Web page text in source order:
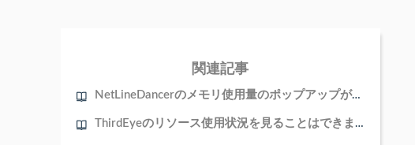
関連記事
NetLineDancerのメモリ使用量のポップアップが表示される
ThirdEyeのリソース使用状況を見ることはできますか。